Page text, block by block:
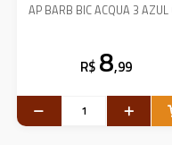
AP BARB BIC ACQUA 3 AZUL
R$ 8,99